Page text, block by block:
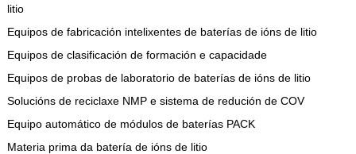
litio
Equipos de fabricación intelixentes de baterías de ións de litio
Equipos de clasificación de formación e capacidade
Equipos de probas de laboratorio de baterías de ións de litio
Solucións de reciclaxe NMP e sistema de redución de COV
Equipo automático de módulos de baterías PACK
Materia prima da batería de ións de litio